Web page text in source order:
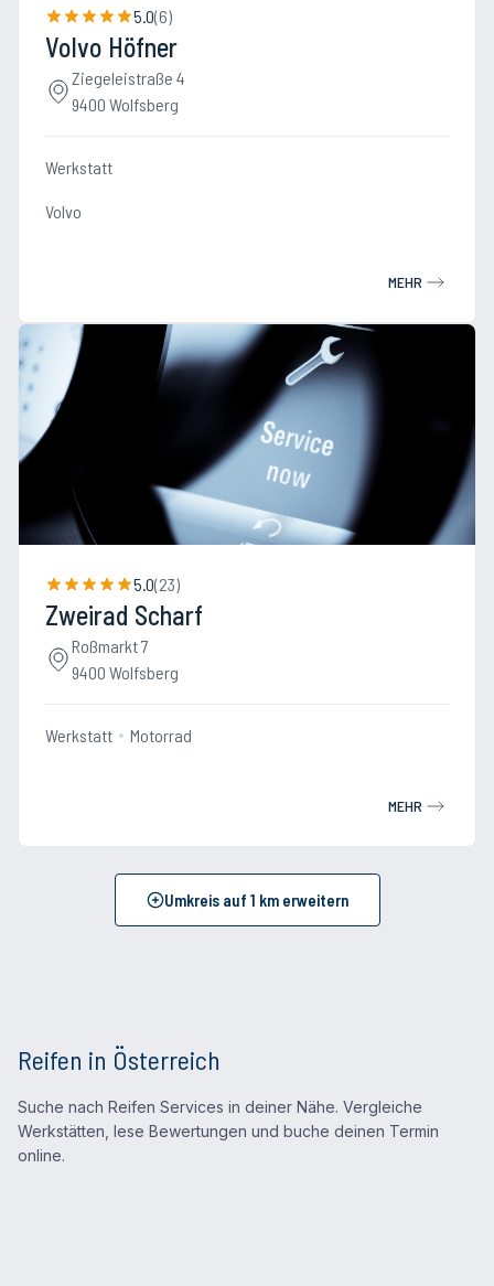
5.0(6)
Volvo Höfner
Ziegeleistraße 4
9400 Wolfsberg
Werkstatt
Volvo
MEHR
5.0(23)
Zweirad Scharf
Roßmarkt 7
9400 Wolfsberg
Werkstatt Motorrad
MEHR
Umkreis auf 1 km erweitern
Reifen in Österreich
Suche nach Reifen Services in deiner Nähe. Vergleiche
Werkstätten, lese Bewertungen und buche deinen Termin
online.